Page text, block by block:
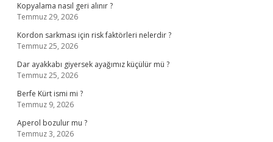
Kopyalama nasıl geri alınır ?
Temmuz 29, 2026
Kordon sarkması için risk faktörleri nelerdir ?
Temmuz 25, 2026
Dar ayakkabı giyersek ayağımız küçülür mü ?
Temmuz 25, 2026
Berfe Kürt ismi mi ?
Temmuz 9, 2026
Aperol bozulur mu ?
Temmuz 3, 2026